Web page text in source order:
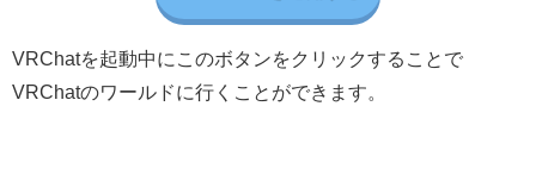
VRChatを起動中にこのボタンをクリックすることで
VRChatのワールドに行くことができます。